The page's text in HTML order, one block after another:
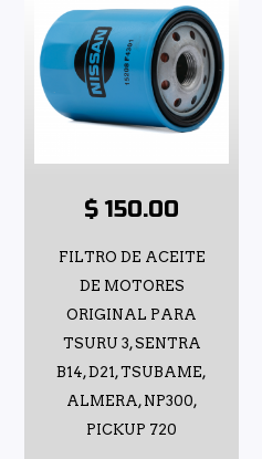
$ 150.00
FILTRO DE ACEITE
DE MOTORES
ORIGINAL PARA
TSURU 3, SENTRA
B14, D21, TSUBAME,
ALMERA, NP300,
PICKUP 720